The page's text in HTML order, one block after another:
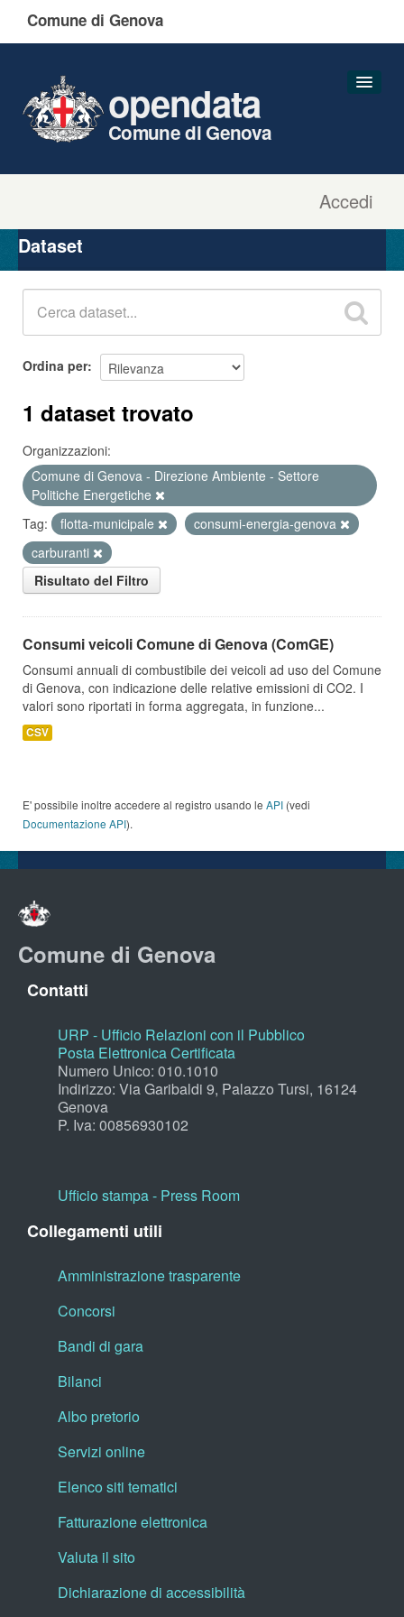
Comune di Genova
Accedi
opendata
Comune di Genova
Organizzazioni
Gruppi
Dataset
Ordina per
1 dataset trovato
Organizzazioni:
Comune di Genova - Direzione Ambiente - Settore
Politiche Energetiche
Tag:
flotta-municipale
consumi-energia-genova
carburanti
Risultato del Filtro
Consumi veicoli Comune di Genova (ComGE)
Consumi annuali di combustibile dei veicoli ad uso del Comune
di Genova, con indicazione delle relative emissioni di CO2. I
valori sono riportati in forma aggregata, in funzione...
CSV
E' possibile inoltre accedere al registro usando le API (vedi
Documentazione API).
Comune di Genova
Contatti
URP - Ufficio Relazioni con il Pubblico
Posta Elettronica Certificata
Numero Unico: 010.1010
Indirizzo: Via Garibaldi 9, Palazzo Tursi, 16124
Genova
P. Iva: 00856930102
Ufficio stampa - Press Room
Collegamenti utili
Amministrazione trasparente
Concorsi
Bandi di gara
Bilanci
Albo pretorio
Servizi online
Elenco siti tematici
Fatturazione elettronica
Valuta il sito
Dichiarazione di accessibilità